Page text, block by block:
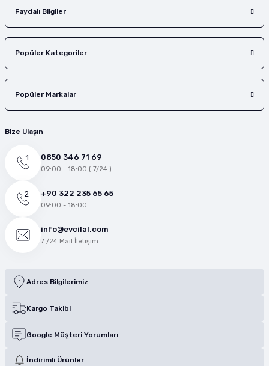
Faydalı Bilgiler
Popüler Kategoriler
Popüler Markalar
Bize Ulaşın
0850 346 71 69
09:00 - 18:00 ( 7/24 )
+90 322 235 65 65
09:00 - 18:00
info@evcilal.com
7 /24 Mail İletişim
Adres Bilgilerimiz
Kargo Takibi
Google Müşteri Yorumları
İndirimli Ürünler